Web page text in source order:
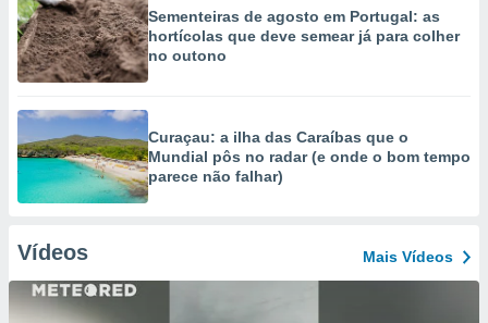
Sementeiras de agosto em Portugal: as
hortícolas que deve semear já para colher
no outono
Curaçau: a ilha das Caraíbas que o
Mundial pôs no radar (e onde o bom tempo
parece não falhar)
Vídeos Mais Vídeos